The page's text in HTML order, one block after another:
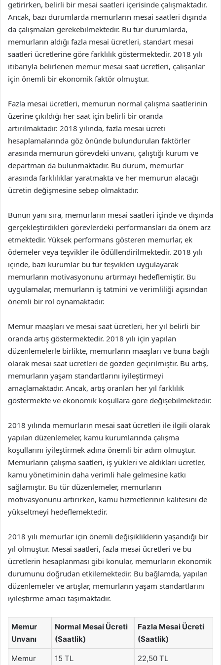
getirirken, belirli bir mesai saatleri içerisinde çalışmaktadır.
Ancak, bazı durumlarda memurların mesai saatleri dışında
da çalışmaları gerekebilmektedir. Bu tür durumlarda,
memurların aldığı fazla mesai ücretleri, standart mesai
saatleri ücretlerine göre farklılık göstermektedir. 2018 yılı
itibarıyla belirlenen memur mesai saat ücretleri, çalışanlar
için önemli bir ekonomik faktör olmuştur.
Fazla mesai ücretleri, memurun normal çalışma saatlerinin
üzerine çıkıldığı her saat için belirli bir oranda
artırılmaktadır. 2018 yılında, fazla mesai ücreti
hesaplamalarında göz önünde bulundurulan faktörler
arasında memurun görevdeki unvanı, çalıştığı kurum ve
departman da bulunmaktadır. Bu durum, memurlar
arasında farklılıklar yaratmakta ve her memurun alacağı
ücretin değişmesine sebep olmaktadır.
Bunun yanı sıra, memurların mesai saatleri içinde ve dışında
gerçekleştirdikleri görevlerdeki performansları da önem arz
etmektedir. Yüksek performans gösteren memurlar, ek
ödemeler veya teşvikler ile ödüllendirilmektedir. 2018 yılı
içinde, bazı kurumlar bu tür teşvikleri uygulayarak
memurların motivasyonunu artırmayı hedeflemiştir. Bu
uygulamalar, memurların iş tatmini ve verimliliği açısından
önemli bir rol oynamaktadır.
Memur maaşları ve mesai saat ücretleri, her yıl belirli bir
oranda artış göstermektedir. 2018 yılı için yapılan
düzenlemelerle birlikte, memurların maaşları ve buna bağlı
olarak mesai saat ücretleri de gözden geçirilmiştir. Bu artış,
memurların yaşam standartlarını iyileştirmeyi
amaçlamaktadır. Ancak, artış oranları her yıl farklılık
göstermekte ve ekonomik koşullara göre değişebilmektedir.
2018 yılında memurların mesai saat ücretleri ile ilgili olarak
yapılan düzenlemeler, kamu kurumlarında çalışma
koşullarını iyileştirmek adına önemli bir adım olmuştur.
Memurların çalışma saatleri, iş yükleri ve aldıkları ücretler,
kamu yönetiminin daha verimli hale gelmesine katkı
sağlamıştır. Bu tür düzenlemeler, memurların
motivasyonunu artırırken, kamu hizmetlerinin kalitesini de
yükseltmeyi hedeflemektedir.
2018 yılı memurlar için önemli değişikliklerin yaşandığı bir
yıl olmuştur. Mesai saatleri, fazla mesai ücretleri ve bu
ücretlerin hesaplanması gibi konular, memurların ekonomik
durumunu doğrudan etkilemektedir. Bu bağlamda, yapılan
düzenlemeler ve artışlar, memurların yaşam standartlarını
iyileştirme amacı taşımaktadır.
Memur
Unvanı
Normal Mesai Ücreti
(Saatlik)
Fazla Mesai Ücreti
(Saatlik)
Memur 15 TL 22,50 TL